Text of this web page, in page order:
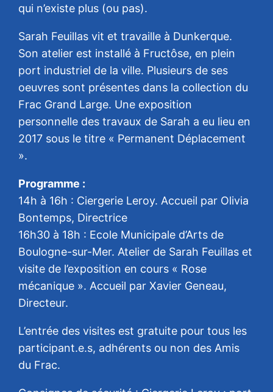
qui n’existe plus (ou pas).
Sarah Feuillas vit et travaille à Dunkerque.
Son atelier est installé à Fructôse, en plein
port industriel de la ville. Plusieurs de ses
oeuvres sont présentes dans la collection du
Frac Grand Large. Une exposition
personnelle des travaux de Sarah a eu lieu en
2017 sous le titre « Permanent Déplacement
».
Programme :
14h à 16h : Ciergerie Leroy. Accueil par Olivia
Bontemps, Directrice
16h30 à 18h : Ecole Municipale d’Arts de
Boulogne-sur-Mer. Atelier de Sarah Feuillas et
visite de l’exposition en cours « Rose
mécanique ». Accueil par Xavier Geneau,
Directeur.
L’entrée des visites est gratuite pour tous les
participant.e.s, adhérents ou non des Amis
du Frac.